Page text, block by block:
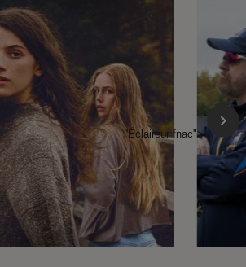
l'Éclaireur fnac">